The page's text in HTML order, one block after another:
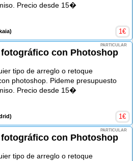
Precio desde 15�
1€
PARTICULAR
fotográfico con Photoshop
tipo de arreglo o retoque
photoshop. Pideme presupuesto
Precio desde 15�
1€
PARTICULAR
fotográfico con Photoshop
tipo de arreglo o retoque